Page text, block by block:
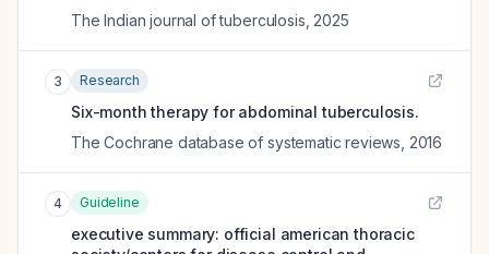
The Indian journal of tuberculosis 2025
3 Research
Six-month therapy for abdominal tuberculosis.
The Cochrane database of systematic reviews 2016
4 Guideline
executive summary: official american thoracic